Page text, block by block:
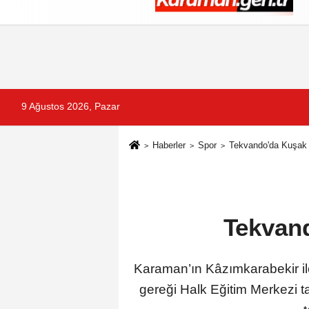
Künye İletişim Çerez Politikası
9 Ağustos 2026, Pazar
Haberler Spor Tekvando'da Kuşak
Karaman’ın
gereği Halk Eğitim Merkezi